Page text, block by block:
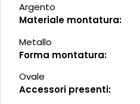
Argento
Materiale montatura:
Metallo
Forma montatura:
Ovale
Accessori presenti: